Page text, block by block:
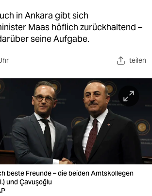
in Ankara gibt sich
Maas höflich zurückhaltend –
seine Aufgabe.
teilen
beste Freunde – die beiden Amtskollegen
und Çavuşoğlu